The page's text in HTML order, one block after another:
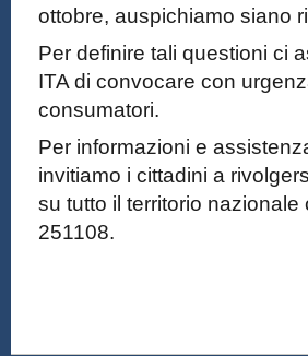
ottobre, auspichiamo siano
Per definire tali questioni ci
ITA di convocare con
consumatori.
Per informazioni e
invitiamo i cittadini a
su tutto il territorio
251108.